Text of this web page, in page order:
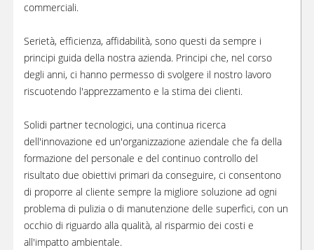
commerciali.
Serietà, efficienza, affidabilità, sono questi da sempre i
principi guida della nostra azienda. Principi che, nel corso
degli anni, ci hanno permesso di svolgere il nostro lavoro
riscuotendo l'apprezzamento e la stima dei clienti.
Solidi partner tecnologici, una continua ricerca
dell'innovazione ed un'organizzazione aziendale che fa della
formazione del personale e del continuo controllo del
risultato due obiettivi primari da conseguire, ci consentono
di proporre al cliente sempre la migliore soluzione ad ogni
problema di pulizia o di manutenzione delle superfici, con un
occhio di riguardo alla qualità, al risparmio dei costi e
all'impatto ambientale.